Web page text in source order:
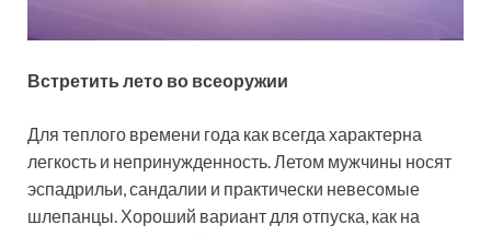
Встретить лето во всеоружии
Для теплого времени года как всегда характерна
легкость и непринужденность. Летом мужчины носят
эспадрильи, сандалии и практически невесомые
шлепанцы. Хороший вариант для отпуска, как на